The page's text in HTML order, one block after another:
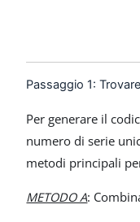
Passaggio 1:
Per generare il
numero di serie
metodi principali
METODO A: